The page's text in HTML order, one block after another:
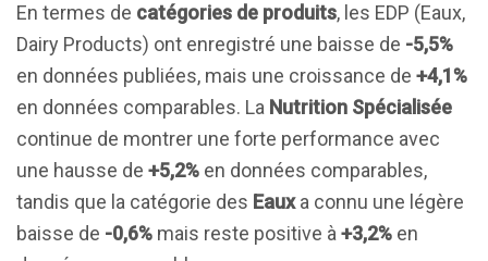
En termes de catégories de produits, les EDP (Eaux,
Dairy Products) ont enregistré une baisse de -5,5%
en données publiées, mais une croissance de +4,1%
en données comparables. La Nutrition Spécialisée
continue de montrer une forte performance avec
une hausse de +5,2% en données comparables,
tandis que la catégorie des Eauxa connu une légère
baisse de -0,6% mais reste positive à +3,2% en